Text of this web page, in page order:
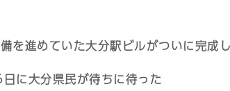
を進めていた大分駅ビルがついに完成
に大分県民が待ちに待った